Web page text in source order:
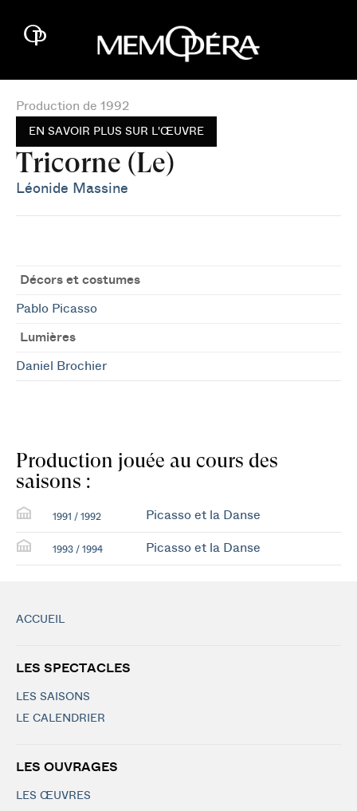
Production de 1992
EN SAVOIR PLUS SUR L'ŒUVRE
Tricorne (Le)
Léonide Massine
Décors et costumes
Pablo Picasso
Lumières
Daniel Brochier
Production jouée au cours des
saisons :
1991 / 1992 Picasso et la Danse
1993 / 1994 Picasso et la Danse
ACCUEIL
LES SPECTACLES
LES SAISONS
LE CALENDRIER
LES OUVRAGES
LES ŒUVRES